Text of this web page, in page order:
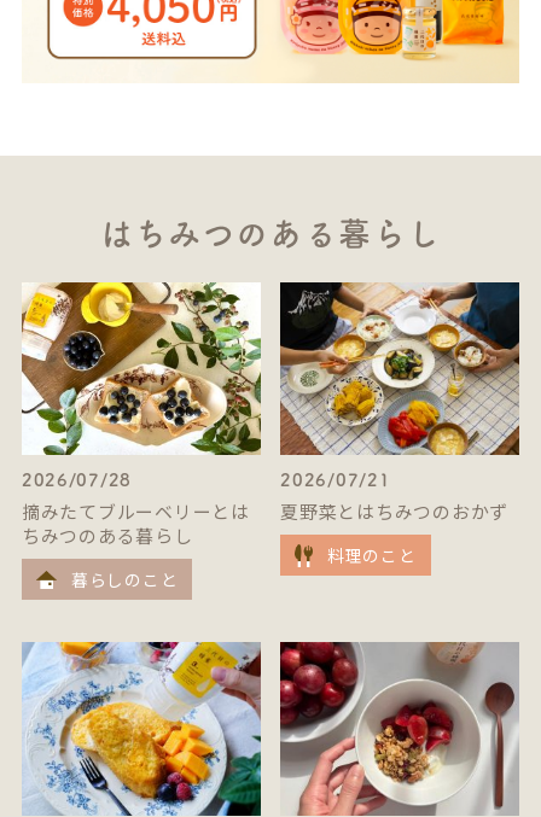
はちみつのある暮らし
2026/07/28
摘みたてブルーベリーとは
ちみつのある暮らし
暮らしのこと
2026/07/21
夏野菜とはちみつのおかず
料理のこと